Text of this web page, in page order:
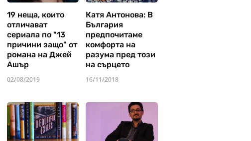
19 неща, които
отличават
сериала по "13
причини защо" от
романа на Джей
Ашър
02/08/2019
Катя Антонова: В
България
предпочитаме
комфорта на
разума пред този
на сърцето
16/11/2018